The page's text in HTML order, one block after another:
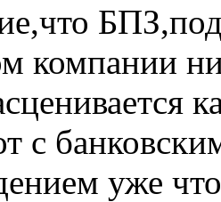
компании
с
уже